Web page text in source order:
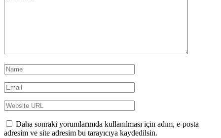
Daha sonraki yorumlarımda kullanılması için adım, e-posta
adresim ve site adresim bu tarayıcıya kaydedilsin.